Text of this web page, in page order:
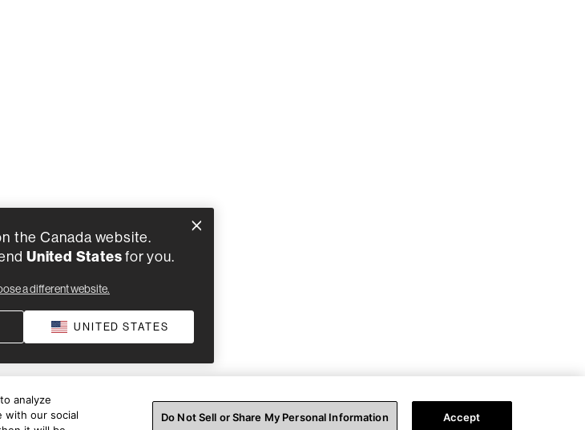
the Canada website.
United Statesfor you.
a different website.
UNITED STATES
analyze
with our social
Do Not Sell or Share My Personal Information Accept